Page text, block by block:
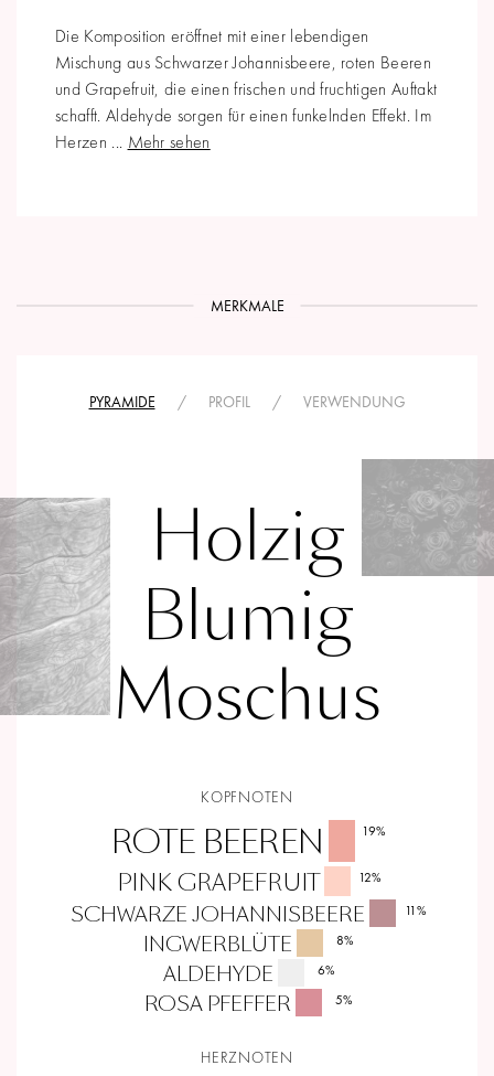
Die Komposition eröffnet mit einer lebendigen
Mischung aus Schwarzer Johannisbeere, roten Beeren
und Grapefruit, die einen frischen und fruchtigen Auftakt
schafft. Aldehyde sorgen für einen funkelnden Effekt. Im
Herzen ... Mehr sehen
MERKMALE
PYRAMIDE / PROFIL / VERWENDUNG
Holzig
Blumig
Moschus
KOPFNOTEN
ROTE BEEREN 19%
PINK GRAPEFRUIT 12%
SCHWARZE JOHANNISBEERE 11%
INGWERBLÜTE 8%
ALDEHYDE 6%
ROSA PFEFFER 5%
HERZNOTEN